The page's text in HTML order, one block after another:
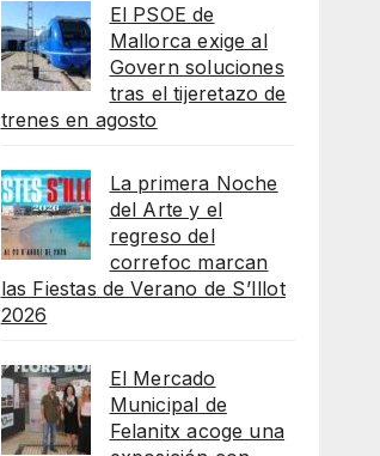
El PSOE de
Mallorca exige al
Govern soluciones
tras el tijeretazo de
trenes en agosto
La primera Noche
del Arte y el
regreso del
correfoc marcan
las Fiestas de Verano de S’Illot
2026
El Mercado
Municipal de
Felanitx acoge una